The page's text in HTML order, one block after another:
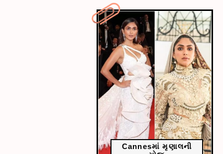
Cannesમાં મૃણાલની